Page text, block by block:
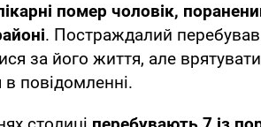
помер чоловік,
. Постраждалий
за його життя, але
повідомленні.